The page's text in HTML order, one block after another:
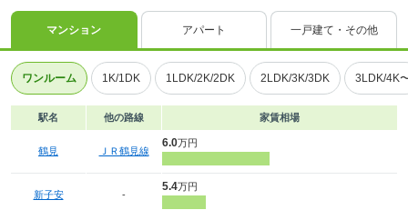
マンション アパート 一戸建て・その他
ワンルーム 1K/1DK 1LDK/2K/2DK 2LDK/3K/3DK 3LDK/4K
駅名 他の路線 家賃相場
鶴見 ＪＲ鶴見線
6.0万円
新子安 -
5.4万円